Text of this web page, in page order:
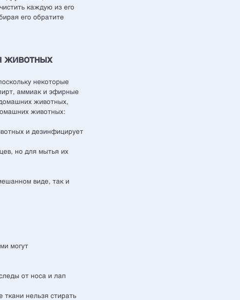
каждую из его
его обратите
животных
некоторые
аммиак и эфирные
животных,
животных:
и дезинфицирует
но для мытья их
виде, так и
могут
от носа и лап
нельзя стирать